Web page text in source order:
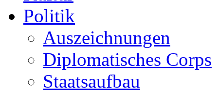
Politik
Auszeichnungen
Diplomatisches Corps
Staatsaufbau